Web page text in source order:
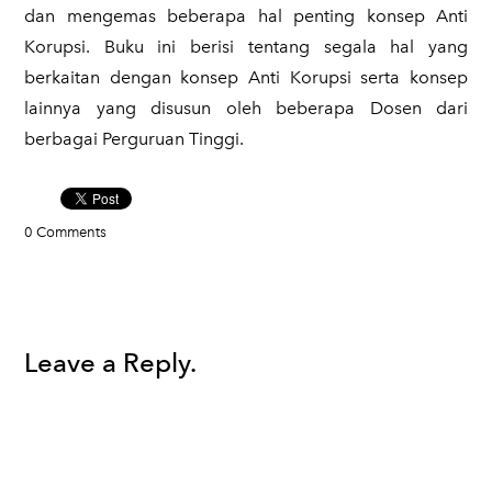
dan mengemas beberapa hal penting konsep Anti
Korupsi. Buku ini berisi tentang segala hal yang
berkaitan dengan konsep Anti Korupsi serta konsep
lainnya yang disusun oleh beberapa Dosen dari
berbagai Perguruan Tinggi.
0 Comments
Leave a Reply.